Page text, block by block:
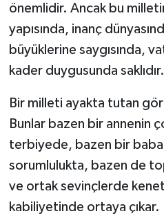
önemlidir. Ancak bu
yapısında, inanç
büyüklerine saygısında,
kader duygusunda saklıdır.
Bir milleti ayakta tutan
Bunlar bazen bir annenin
terbiyede, bazen bir
sorumlulukta, bazen de
ve ortak sevinçlerde
kabiliyetinde ortaya çıkar.